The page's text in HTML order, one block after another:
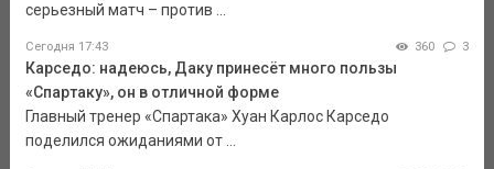
серьезный матч – против ...
Сегодня 17:43 360 3
Карседо: надеюсь, Даку принесёт много пользы
«Спартаку», он в отличной форме
Главный тренер «Спартака» Хуан Карлос Карседо
поделился ожиданиями от ...